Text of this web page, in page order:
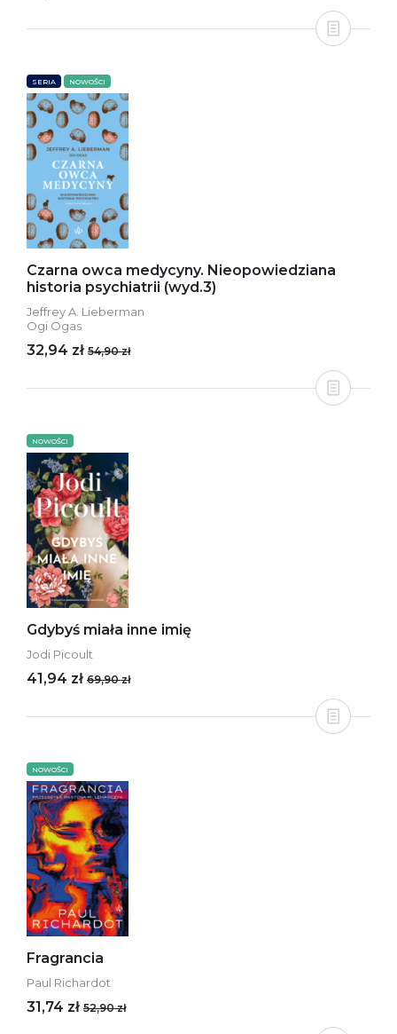
SERIA NOWOŚCI
Czarna owca medycyny. Nieopowiedziana
historia psychiatrii (wyd.3)
Jeffrey A. Lieberman
Ogi Ogas
32,94 zł 54,90 zł
NOWOŚCI
Gdybyś miała inne imię
Jodi Picoult
41,94 zł 69,90 zł
NOWOŚCI
Fragrancia
Paul Richardot
31,74 zł 52,90 zł